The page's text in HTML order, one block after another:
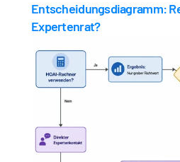
Entscheidungsdiagramm:
Expertenrat?